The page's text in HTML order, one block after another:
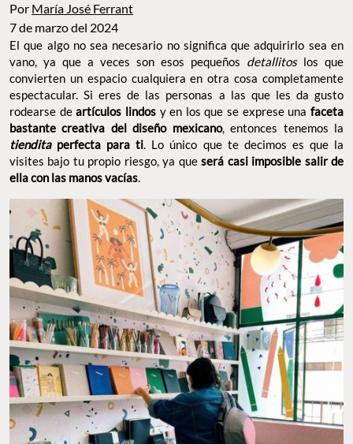
Por María José Ferrant
7 de marzo del 2024
El que algo no sea necesario no significa que adquirirlo sea en
vano, ya que a veces son esos pequeños detallitoslos que
convierten un espacio cualquiera en otra cosa completamente
espectacular. Si eres de las personas a las que les da gusto
rodearse deartículos lindosy en los que se exprese unafaceta
bastante creativa del diseño mexicano, entonces tenemos la
tiendita perfecta para ti. Lo único que te decimos es que la
visites bajo tu propio riesgo, ya queserá casi imposible salir de
ella con las manos vacías.